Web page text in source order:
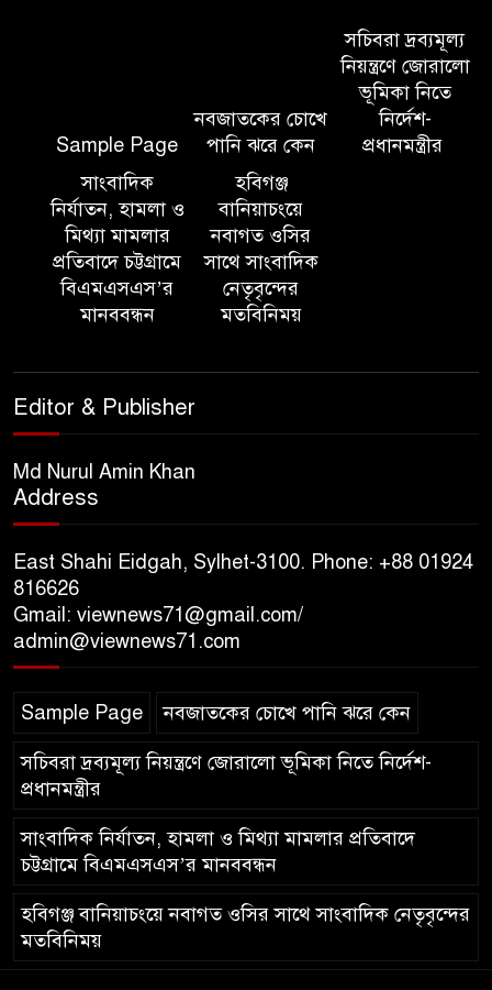
‘জাতীয় প্রবাসী দিবস’ উদযাপনের
লক্ষ্যে আন্তঃমন্ত্রণালয় সভা অনুষ্ঠিত
সিলেট ইসলামিক ফাউন্ডেশনে
জুলাই গণঅভ্যুত্থান দিবস ২০২৬
উপলক্ষ্যে আলোচনা সভা ও দু’আ
মাহফিল
পরিবেশ রক্ষায় ব্যক্তিগত উদ্যোগ
সমাজের জন্য অনুকরণীয় মডেল-
বিভাগীয় কমিশনার
সিলেট মেট্রোপলিটন পুলিশ
শহীদদের প্রতি গভীর শ্রদ্ধা নিবেদন করেন
মামলায় এক বছরের সাজা
‘সমন্বিত উদ্যোগেই গড়ে উঠবে
আধুনিক সিলেট’ – বাণিজ্যমন্ত্রী
ত্রিতরঙ্গের বাদল সাঁঝের বর্ণাঢ্য
আয়োজন ‘শ্রাবনের মেঘগুলো’
Sample Page
নবজাতকের চোখে
পানি ঝরে কেন
সচিবরা দ্রব্যমূল্য
নিয়ন্ত্রণে জোরালো
ভূমিকা নিতে
নির্দেশ-
প্রধানমন্ত্রীর
সাংবাদিক
নির্যাতন, হামলা ও
মিথ্যা মামলার
প্রতিবাদে চট্টগ্রামে
বিএমএসএস’র
মানববন্ধন
হবিগঞ্জ
বানিয়াচংয়ে
নবাগত ওসির
সাথে সাংবাদিক
নেতৃবৃন্দের
মতবিনিময়
Editor & Publisher
Md Nurul Amin Khan
Address
East Shahi Eidgah, Sylhet-3100. Phone: +88 01924
816626
Gmail: viewnews71@gmail.com/
admin@viewnews71.com
Sample Page নবজাতকের চোখে পানি ঝরে কেন
সচিবরা দ্রব্যমূল্য নিয়ন্ত্রণে জোরালো ভূমিকা নিতে নির্দেশ-
প্রধানমন্ত্রীর
সাংবাদিক নির্যাতন, হামলা ও মিথ্যা মামলার প্রতিবাদে
চট্টগ্রামে বিএমএসএস’র মানববন্ধন
হবিগঞ্জ বানিয়াচংয়ে নবাগত ওসির সাথে সাংবাদিক নেতৃবৃন্দের
মতবিনিময়